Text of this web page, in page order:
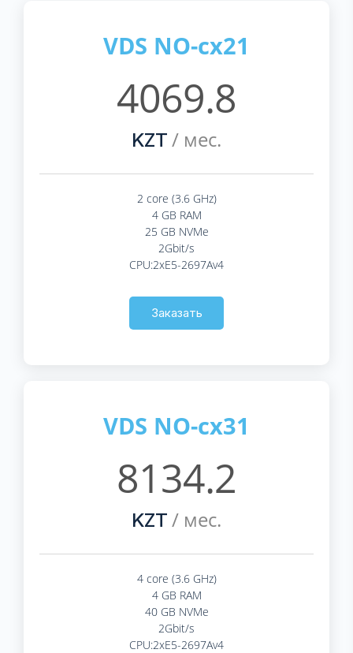
VDS NO-cx21
4069.8
KZT / мес.
2 core (3.6 GHz)
4 GB RAM
25 GB NVMe
2Gbit/s
CPU:2xE5-2697Av4
Заказать
VDS NO-cx31
8134.2
KZT / мес.
4 core (3.6 GHz)
4 GB RAM
40 GB NVMe
2Gbit/s
CPU:2xE5-2697Av4